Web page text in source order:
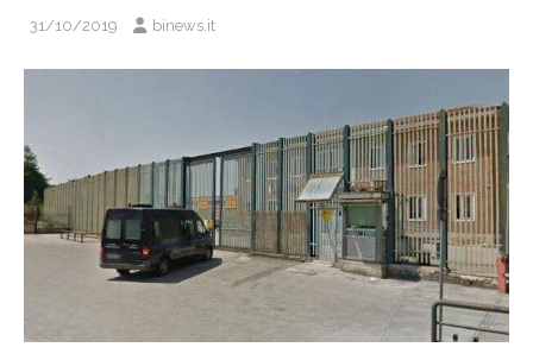
31/10/2019 binews.it